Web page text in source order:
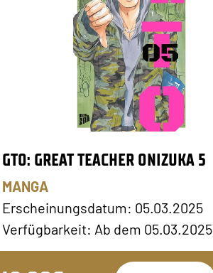
GTO: GREAT TEACHER ONIZUKA 5
MANGA
Erscheinungsdatum: 05.03.2025
Verfügbarkeit: Ab dem 05.03.2025